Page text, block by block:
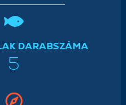
DARABSZÁMA
5